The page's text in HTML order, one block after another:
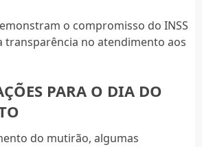
o compromisso do INSS
transparência no atendimento aos
PARA O DIA DO
do mutirão, algumas